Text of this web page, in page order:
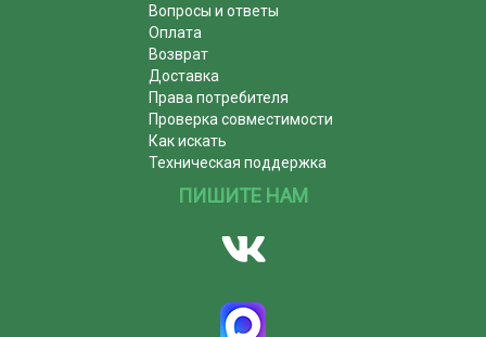
Вопросы и ответы
Оплата
Возврат
Доставка
Права потребителя
Проверка совместимости
Как искать
Техническая поддержка
ПИШИТЕ НАМ